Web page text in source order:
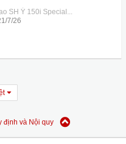
SH Ý 150i Special...
7/26
định và Nội quy